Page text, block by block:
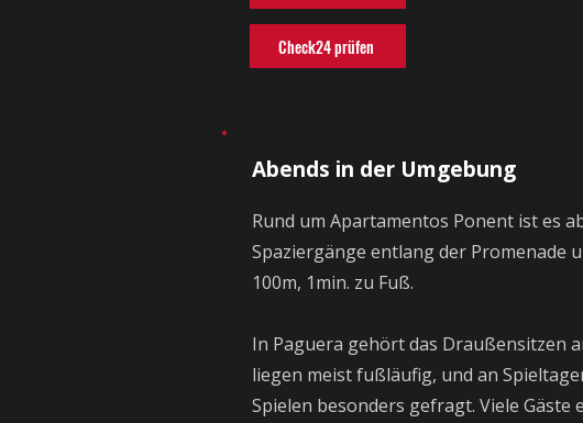
Check24 prüfen
Abends in der Umgebung
Rund um Apartamentos Ponent ist es
Spaziergänge entlang der Promenade
100m, 1min. zu Fuß.
In Paguera gehört das Draußensitzen
liegen meist fußläufig, und an
Spielen besonders gefragt. Viele